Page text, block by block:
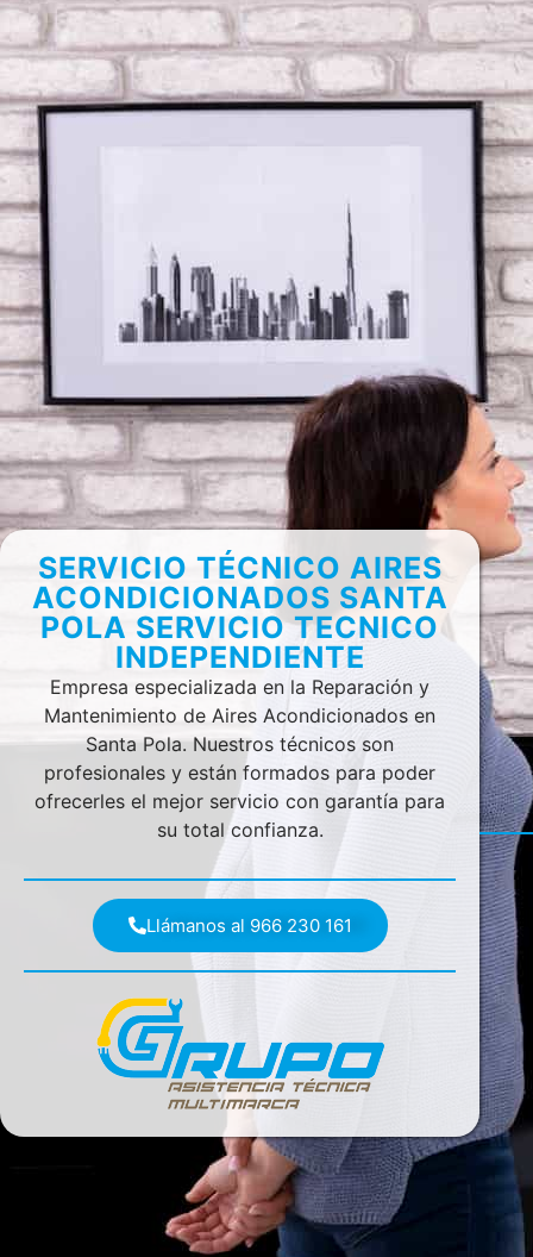
SERVICIO TÉCNICO AIRES
ACONDICIONADOS SANTA
POLA SERVICIO TECNICO
INDEPENDIENTE
Empresa especializada en la Reparación y
Mantenimiento de Aires Acondicionados en
Santa Pola. Nuestros técnicos son
profesionales y están formados para poder
ofrecerles el mejor servicio con garantía para
su total confianza.
Llámanos al 966 230 161